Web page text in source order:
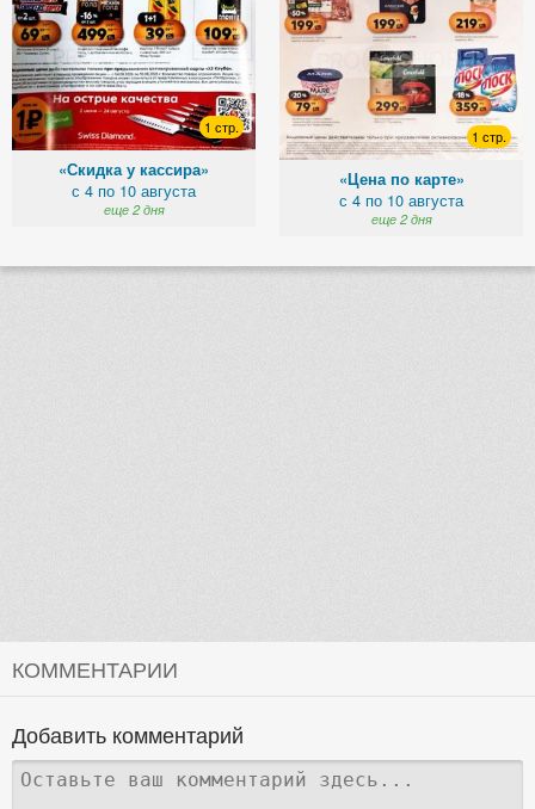
1 стр.
«Скидка у кассира»
с 4 по 10 августа
еще 2 дня
1 стр.
«Цена по карте»
с 4 по 10 августа
еще 2 дня
КОММЕНТАРИИ
Добавить комментарий